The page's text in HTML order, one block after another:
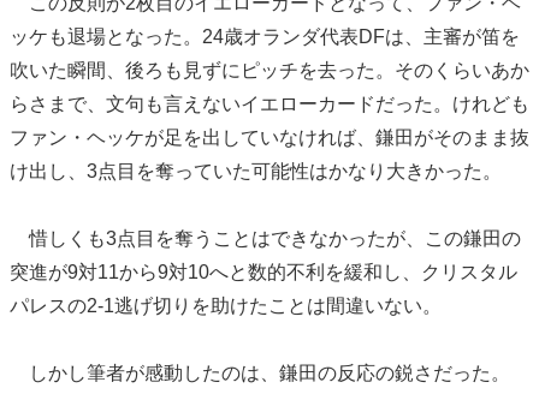
ッケも退場となった。24歳オランダ代表DFは、主審が笛を
吹いた瞬間、後ろも見ずにピッチを去った。そのくらいあか
らさまで、文句も言えないイエローカードだった。けれども
ファン・ヘッケが足を出していなければ、鎌田がそのまま抜
け出し、3点目を奪っていた可能性はかなり大きかった。
惜しくも3点目を奪うことはできなかったが、この鎌田の
突進が9対11から9対10へと数的不利を緩和し、クリスタル
パレスの2-1逃げ切りを助けたことは間違いない。
しかし筆者が感動したのは、鎌田の反応の鋭さだった。